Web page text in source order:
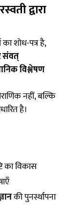
द्वारा
शोध-पत्र है,
संवत्
विश्लेषण
नहीं, बल्कि
है।
का विकास
की पुनर्स्थापना